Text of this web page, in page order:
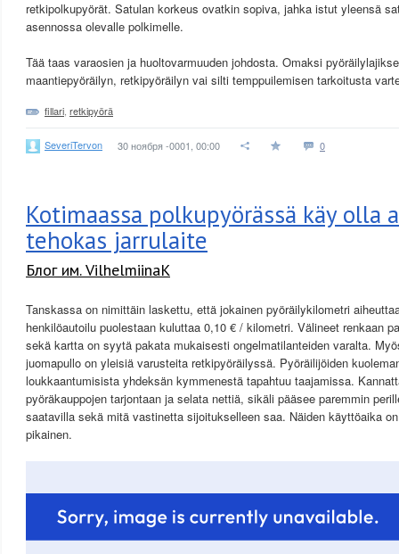
retkipolkupyörät. Satulan korkeus ovatkin sopiva, jahka istut yleensä
asennossa olevalle polkimelle.
Tää taas varaosien ja huoltovarmuuden johdosta. Omaksi
maantiepyöräilyn, retkipyöräilyn vai silti temppuilemisen tarkoitusta
fillari retkipyörä
SeveriTervon 30 ноября -0001, 00:00 0
Kotimaassa polkupyörässä käy olla
tehokas jarrulaite
Блог им. VilhelmiinaK
Tanskassa on nimittäin laskettu, että jokainen pyöräilykilometri
henkilöautoilu puolestaan kuluttaa 0,10 € / kilometri. Välineet renkaan
sekä kartta on syytä pakata mukaisesti ongelmatilanteiden varalta.
juomapullo on yleisiä varusteita retkipyöräilyssä. Pyöräilijöiden
loukkaantumisista yhdeksän kymmenestä tapahtuu taajamissa.
pyöräkauppojen tarjontaan ja selata nettiä, sikäli pääsee paremmin
saatavilla sekä mitä vastinetta sijoitukselleen saa. Näiden käyttöaika
pikainen.